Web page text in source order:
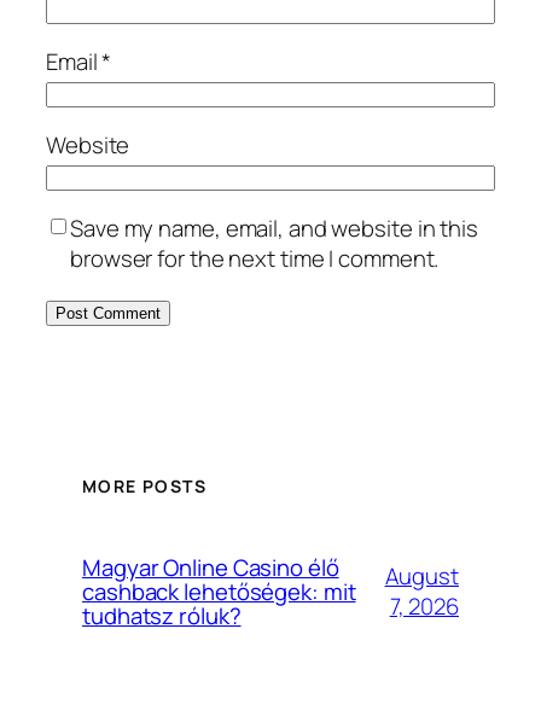
Email*
Website
Save my name, email, and website in this
browser for the next time I comment.
MORE POSTS
Magyar Online Casino élő
cashback lehetőségek: mit
tudhatsz róluk?
August
7, 2026